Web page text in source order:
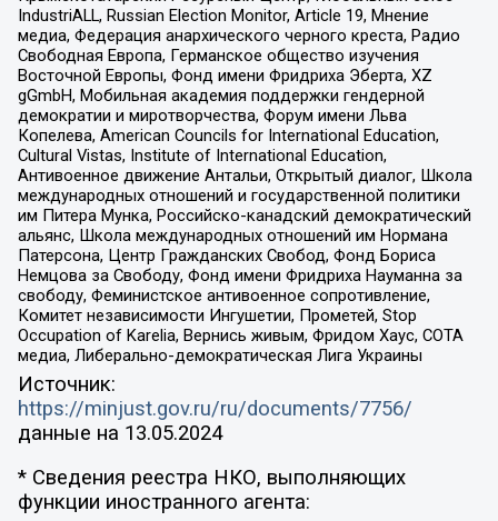
IndustriALL, Russian Election Monitor, Article 19, Мнение
медиа, Федерация анархического черного креста, Радио
Свободная Европа, Германское общество изучения
Восточной Европы, Фонд имени Фридриха Эберта, XZ
gGmbH, Мобильная академия поддержки гендерной
демократии и миротворчества, Форум имени Льва
Копелева, American Councils for International Education,
Cultural Vistas, Institute of International Education,
Антивоенное движение Антальи, Открытый диалог, Школа
международных отношений и государственной политики
им Питера Мунка, Российско-канадский демократический
альянс, Школа международных отношений им Нормана
Патерсона, Центр Гражданских Свобод, Фонд Бориса
Немцова за Свободу, Фонд имени Фридриха Науманна за
свободу, Феминистское антивоенное сопротивление,
Комитет независимости Ингушетии, Прометей, Stop
Occupation of Karelia, Вернись живым, Фридом Хаус, СОТА
медиа, Либерально-демократическая Лига Украины
Источник:
https://minjust.gov.ru/ru/documents/7756/
данные на 13.05.2024
* Сведения реестра НКО, выполняющих
функции иностранного агента: